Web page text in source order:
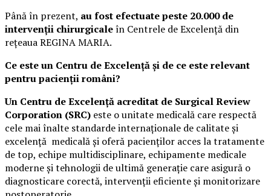
Până în prezent, au fost efectuate peste 20.000 de
intervenții chirurgicaleîn Centrele de Excelență din
rețeaua REGINA MARIA.
Ce este un Centru de Excelență și de ce este relevant
pentru pacienții români?
Un Centru de Excelență acreditat de Surgical Review
Corporation (SRC) este o unitate medicală care respectă
cele mai înalte standarde internaționale de calitate și
excelență medicală și oferă pacienților acces la tratamente
de top, echipe multidisciplinare, echipamente medicale
moderne și tehnologii de ultimă generație care asigură o
diagnosticare corectă, intervenții eficiente și monitorizare